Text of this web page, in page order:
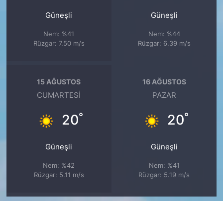
Güneşli
Nem: %41
Rüzgar: 7.50 m/s
Güneşli
Nem: %44
Rüzgar: 6.39 m/s
15 AĞUSTOS
CUMARTESI
20°
Güneşli
Nem: %42
Rüzgar: 5.11 m/s
16 AĞUSTOS
PAZAR
20°
Güneşli
Nem: %41
Rüzgar: 5.19 m/s